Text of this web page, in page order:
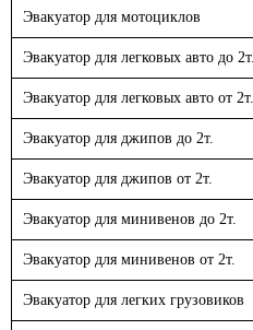
Эвакуатор для мотоциклов
Эвакуатор для легковых авто до 2т.
Эвакуатор для легковых авто от 2т.
Эвакуатор для джипов до 2т.
Эвакуатор для джипов от 2т.
Эвакуатор для минивенов до 2т.
Эвакуатор для минивенов от 2т.
Эвакуатор для легких грузовиков